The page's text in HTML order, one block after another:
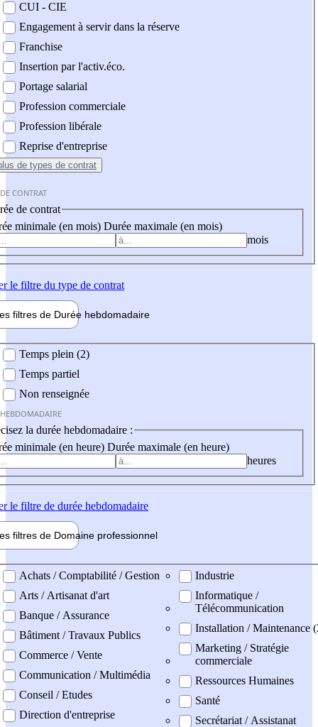
CUI - CIE
Engagement à servir dans la réserve
Franchise
Insertion par l'activ.éco.
Portage salarial
Profession commerciale
Profession libérale
Reprise d'entreprise
de types de contrat
CONTRAT
de contrat
minimale (en mois) Durée maximale (en mois)
mois
le filtre du type de contrat
filtres de Durée hebdomadaire
Temps plein (2)
Temps partiel
Non renseignée
la durée hebdomadaire :
minimale (en heure) Durée maximale (en heure)
heures
le filtre de durée hebdomadaire
filtres de Domaine professionnel
professionel
Achats / Comptabilité / Gestion
Arts / Artisanat d'art
Banque / Assurance
Bâtiment / Travaux Publics
Commerce / Vente
Communication / Multimédia
Conseil / Etudes
Direction d'entreprise
Industrie
Informatique /
Télécommunication
Installation / Maintenance
Marketing / Stratégie
commerciale
Ressources Humaines
Santé
Secrétariat / Assistanat